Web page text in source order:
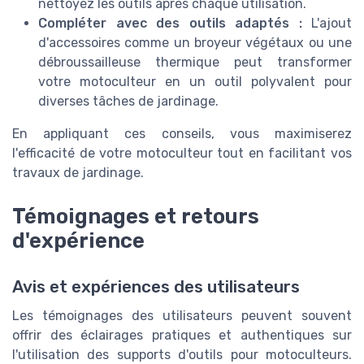
nettoyez les outils après chaque utilisation.
Compléter avec des outils adaptés :L'ajout
d'accessoires comme un broyeur végétaux ou une
débroussailleuse thermique peut transformer
votre motoculteur en un outil polyvalent pour
diverses tâches de jardinage.
En appliquant ces conseils, vous maximiserez
l'efficacité de votre motoculteur tout en facilitant vos
travaux de jardinage.
Témoignages et retours
d'expérience
Avis et expériences des utilisateurs
Les témoignages des utilisateurs peuvent souvent
offrir des éclairages pratiques et authentiques sur
l'utilisation des supports d'outils pour motoculteurs.